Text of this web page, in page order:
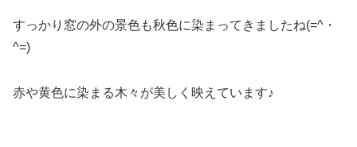
すっかり窓の外の景色も秋色に染まってきましたね(=^・
^=)
赤や黄色に染まる木々が美しく映えています♪